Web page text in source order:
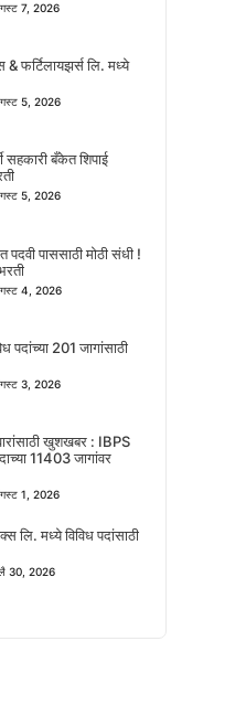
7, 2026
& फर्टिलायझर्स लि. मध्ये
5, 2026
सहकारी बँकेत शिपाई
5, 2026
पाससाठी मोठी संधी !
4, 2026
पदांच्या 201 जागांसाठी
3, 2026
खुशखबर : IBPS
11403 जागांवर
1, 2026
लि. मध्ये विविध पदांसाठी
30, 2026